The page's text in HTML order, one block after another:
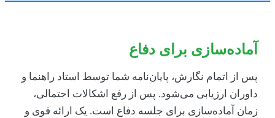
برای دفاع
از اتمام نگارش، پایان‌نامه شما توسط استاد راهنما و
ارزیابی می‌شود. پس از رفع اشکالات احتمالی،
آماده‌سازی برای جلسه دفاع است. یک ارائه قوی و